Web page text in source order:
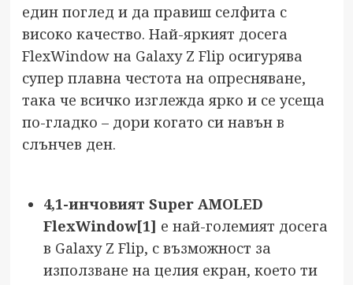
един поглед и да правиш селфита с
високо качество. Най-яркият досега
FlexWindow на Galaxy Z Flip осигурява
супер плавна честота на опресняване,
така че всичко изглежда ярко и се усеща
по-гладко – дори когато си навън в
слънчев ден.
4,1-инчовият Super AMOLED
FlexWindow[1] е най-големият досега
в Galaxy Z Flip, с възможност за
използване на целия екран, което ти